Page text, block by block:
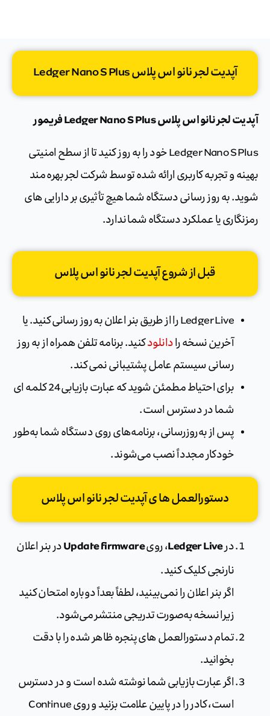
آپدیت لجر نانو اس پلاس Ledger Nano S Plus
آپدیت لجر نانو اس پلاس Ledger Nano S Plus فریمور
Ledger Nano S Plus خود را به روز کنید تا از سطح امنیتی
بهینه و تجربه کاربری ارائه شده توسط شرکت لجر بهره مند
شوید. به روز رسانی دستگاه شما هیچ تأثیری بر دارایی های
رمزنگاری یا عملکرد دستگاه شما ندارد.
قبل از شروع آپدیت لجر نانو اس پلاس
Ledger Live را از طریق بنر اعلان به روز رسانی کنید. یا
آخرین نسخه را دانلودکنید. برنامه تلفن همراه از به روز
رسانی سیستم عامل پشتیبانی نمی کند.
برای احتیاط مطمئن شوید که عبارت بازیابی 24 کلمه ای
شما در دسترس است.
پس از به‌روزرسانی، برنامه‌های روی دستگاه شما به‌طور
خودکار مجدداً نصب می‌شوند.
دستورالعمل ها ی آپدیت لجر نانو اس پلاس
درLedger Live، رویUpdate firmware در بنر اعلان
نارنجی کلیک کنید.
اگر بنر اعلان را نمی‌بینید، لطفاً بعداً دوباره امتحان کنید
زیرا نسخه به‌صورت تدریجی منتشر می‌شود.
تمام دستورالعمل های پنجره ظاهر شده را با دقت
بخوانید.
اگر عبارت بازیابی شما نوشته شده است و در دسترس
است، کادر را در پایین علامت بزنید و روی Continue